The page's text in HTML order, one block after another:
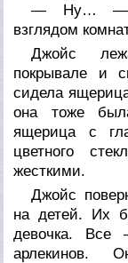
— Ну… —
взглядом
Джойс
покрывале и
сидела
она тоже
ящерица с
цветного
жесткими.
Джойс
на детей. Их
девочка. Все
арлекинов.